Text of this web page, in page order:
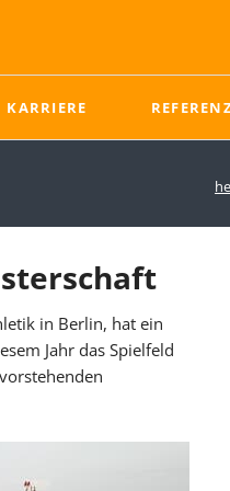
Sportplatzbau
KARRIERE
Drainage
Drainschicht
Tragschicht
Elastifizierende Schicht
in Berlin, hat ein
Jahr das Spielfeld